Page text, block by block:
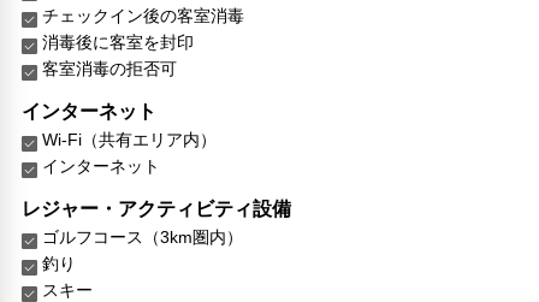
チェックイン後の客室消毒
消毒後に客室を封印
客室消毒の拒否可
インターネット
Wi-Fi（共有エリア内）
インターネット
レジャー・アクティビティ設備
ゴルフコース（3km圏内）
釣り
スキー